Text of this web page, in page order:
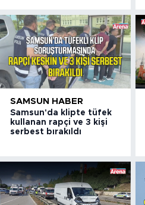
SAMSUN HABER
Samsun'da klipte tüfek
kullanan rapçi ve 3 kişi
serbest bırakıldı